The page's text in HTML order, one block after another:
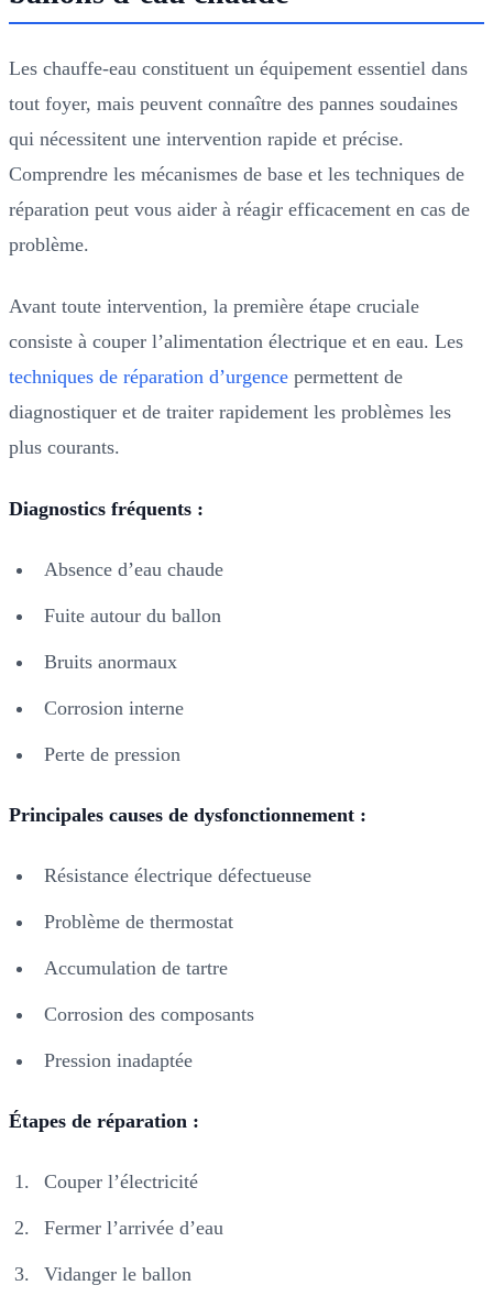
Les chauffe-eau constituent un équipement essentiel dans
tout foyer, mais peuvent connaître des pannes soudaines
qui nécessitent une intervention rapide et précise.
Comprendre les mécanismes de base et les techniques de
réparation peut vous aider à réagir efficacement en cas de
problème.
Avant toute intervention, la première étape cruciale
consiste à couper l’alimentation électrique et en eau. Les
techniques de réparation d’urgence permettent de
diagnostiquer et de traiter rapidement les problèmes les
plus courants.
Diagnostics fréquents :
Absence d’eau chaude
Fuite autour du ballon
Bruits anormaux
Corrosion interne
Perte de pression
Principales causes de dysfonctionnement :
Résistance électrique défectueuse
Problème de thermostat
Accumulation de tartre
Corrosion des composants
Pression inadaptée
Étapes de réparation :
Couper l’électricité
Fermer l’arrivée d’eau
Vidanger le ballon